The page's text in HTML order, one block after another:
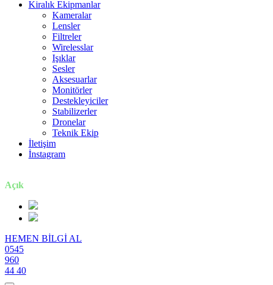
Kiralık Ekipmanlar
Kameralar
Lensler
Filtreler
Wirelesslar
Işıklar
Sesler
Aksesuarlar
Monitörler
Destekleyiciler
Stabilizerler
Dronelar
Teknik Ekip
İletişim
İnstagram
Açık
HEMEN BİLGİ AL
0545
960
44 40